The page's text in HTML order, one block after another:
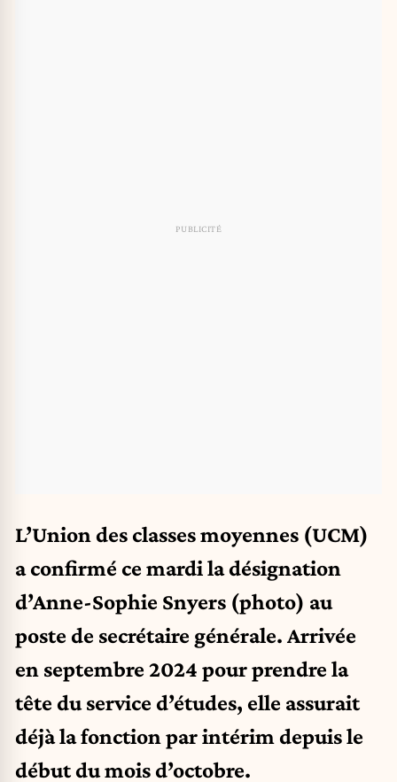
L’Union des classes moyennes (UCM)
a confirmé ce mardi la désignation
d’Anne-Sophie Snyers (photo) au
poste de secrétaire générale. Arrivée
en septembre 2024 pour prendre la
tête du service d’études, elle assurait
déjà la fonction par intérim depuis le
début du mois d’octobre.